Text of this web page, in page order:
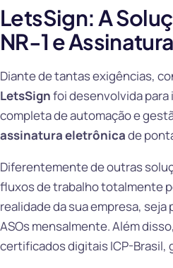
LetsSign: A
NR-1 e
Diante de tantas exigências,
LetsSignfoi desenvolvida para
completa de automação e
assinatura eletrônicade
Diferentemente de outras
fluxos de trabalho totalmente
realidade da sua empresa, seja
ASOs mensalmente. Além
certificados digitais ICP-Brasil,